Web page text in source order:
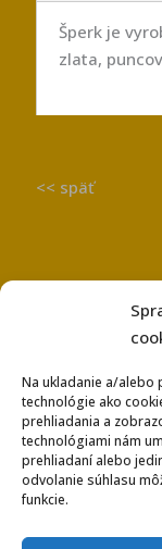
Na ukladanie a/alebo
technológie ako
prehliadania a
technológiami nám
prehliadaní alebo
odvolanie súhlasu
funkcie.
Šperk je
zlata,
<< späť